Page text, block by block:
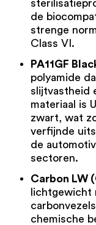
de
strenge
Class VI.
PA11GF
polyamide
slijtvastheid
materiaal is
zwart, wat
verfijnde
de
sectoren.
Carbon LW
lichtgewicht
chemische